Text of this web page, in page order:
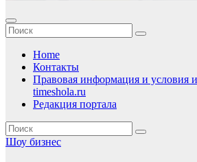
Home
Контакты
Правовая информация и условия
timeshola.ru
Редакция портала
Шоу бизнес